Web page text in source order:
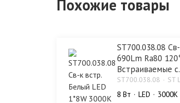
Похожие товары
ST700.038.08
690Lm Ra80
Встраиваемые
ST700.038.08 ST
8 Bт LED 3000K